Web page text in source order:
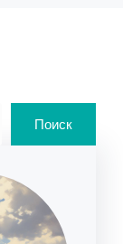
Поиск